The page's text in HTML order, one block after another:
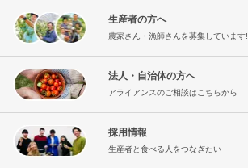
生産者の方へ
農家さん・漁師さんを募集しています!
法人・自治体の方へ
アライアンスのご相談はこちらから
採用情報
生産者と食べる人をつなぎたい